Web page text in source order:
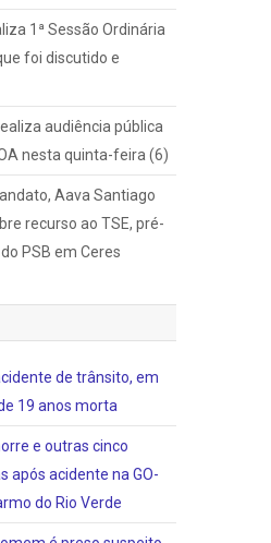
1ª Sessão Ordinária
foi discutido e
audiência pública
nesta quinta-feira (6)
Aava Santiago
recurso ao TSE, pré-
PSB em Ceres
de trânsito, em
19 anos morta
e outras cinco
após acidente na GO-
do Rio Verde